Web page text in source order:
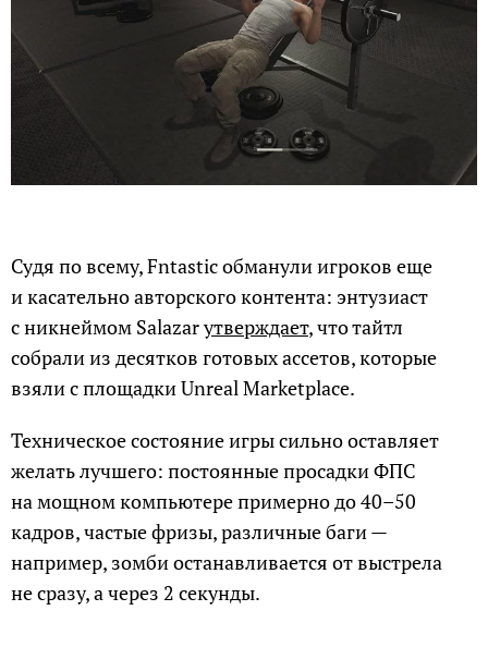
Судя по всему, Fntastic обманули игроков еще
и касательно авторского контента: энтузиаст
с никнеймом Salazarутверждает, что тайтл
собрали из десятков готовых ассетов, которые
взяли с площадки Unreal Marketplace.
Техническое состояние игры сильно оставляет
желать лучшего: постоянные просадки ФПС
на мощном компьютере примерно до 40–50
кадров, частые фризы, различные баги —
например, зомби останавливается от выстрела
не сразу, а через 2 секунды.